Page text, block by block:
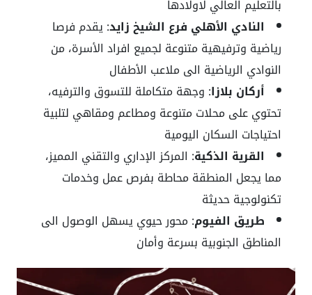
بالتعليم العالي لاولادها
النادي الأهلي فرع الشيخ زايد: يقدم فرصا
رياضية وترفيهية متنوعة لجميع افراد الأسرة، من
النوادي الرياضية الى ملاعب الأطفال
أركان بلازا: وجهة متكاملة للتسوق والترفيه،
تحتوي على محلات متنوعة ومطاعم ومقاهي لتلبية
احتياجات السكان اليومية
القرية الذكية: المركز الإداري والتقني المميز،
مما يجعل المنطقة محاطة بفرص عمل وخدمات
تكنولوجية حديثة
طريق الفيوم: محور حيوي يسهل الوصول الى
المناطق الجنوبية بسرعة وأمان